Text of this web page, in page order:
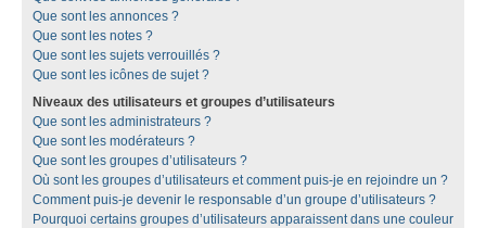
Que sont les annonces ?
Que sont les notes ?
Que sont les sujets verrouillés ?
Que sont les icônes de sujet ?
Niveaux des utilisateurs et groupes d’utilisateurs
Que sont les administrateurs ?
Que sont les modérateurs ?
Que sont les groupes d’utilisateurs ?
Où sont les groupes d’utilisateurs et comment puis-je en rejoindre un ?
Comment puis-je devenir le responsable d’un groupe d’utilisateurs ?
Pourquoi certains groupes d’utilisateurs apparaissent dans une couleur